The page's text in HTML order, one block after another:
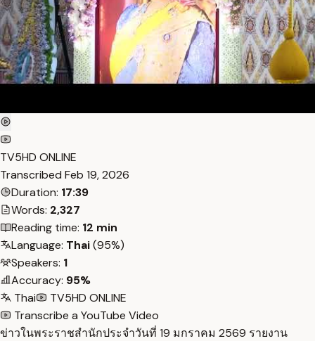
TV5HD ONLINE
Transcribed Feb 19, 2026
Duration: 17:39
Words: 2,327
Reading time: 12 min
Language: Thai(95%)
Speakers: 1
Accuracy: 95%
Thai
TV5HD ONLINE
Transcribe a YouTube Video
ข่าวในพระราชสำนักประจำวันที่ 19 มกราคม 2569 รายงาน